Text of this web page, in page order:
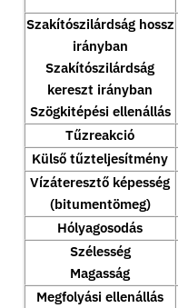
Szakítószilárdság hossz
irányban
Szakítószilárdság
kereszt irányban
Szögkitépési ellenállás
Tűzreakció
Külső tűzteljesítmény
Vízáteresztő képesség
(bitumentömeg)
Hólyagosodás
Szélesség
Magasság
Megfolyási ellenállás